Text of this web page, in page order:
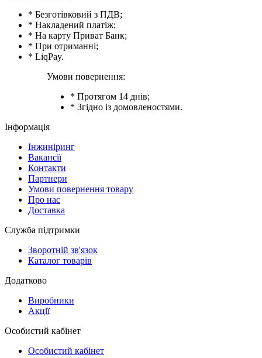
* Безготівковий з ПДВ;
* Накладений платіж;
* На карту Приват Банк;
* При отриманні;
* LiqPay.
Умови повернення:
* Протягом 14 днів;
* Згідно із домовленостями.
Інформація
Інжиніринг
Вакансії
Контакти
Партнери
Умови повернення товару
Про нас
Доставка
Служба підтримки
Зворотній зв'язок
Каталог товарів
Додатково
Виробники
Акції
Особистий кабінет
Особистий кабінет